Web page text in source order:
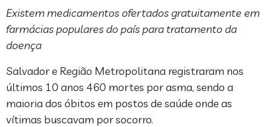
Existem medicamentos ofertados gratuitamente em
farmácias populares do país para tratamento da
doença
Salvador e Região Metropolitana registraram nos
últimos 10 anos 460 mortes por asma, sendo a
maioria dos óbitos em postos de saúde onde as
vítimas buscavam por socorro.